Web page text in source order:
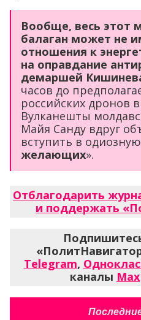
Вообще, весь этот
балаган может не
отношения к
на оправдание
демаршей
часов до
российских дронов
Вулканешты
Майя Санду вдруг
вступить в
желающих».
Отблагодарить
и поддержать
Telegram,
каналы Max